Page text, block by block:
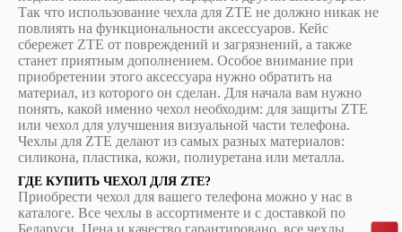
Так что использование чехла для ZTE не должно никак не
повлиять на функциональности аксессуаров. Кейс
сбережет ZTE от повреждений и загрязнений, а также
станет приятным дополнением. Особое внимание при
приобретении этого аксессуара нужно обратить на
материал, из которого он сделан. Для начала вам нужно
понять, какой именно чехол необходим: для защиты ZTE
или чехол для улучшения визуальной части телефона.
Чехлы для ZTE делают из самых разных материалов:
силикона, пластика, кожи, полиуретана или металла.
ГДЕ КУПИТЬ ЧЕХОЛ ДЛЯ ZTE?
Приобрести чехол для вашего телефона можно у нас в
каталоге. Все чехлы в ассортименте и с доставкой по
Беларуси. Цена и качество гарантировано, все чехлы